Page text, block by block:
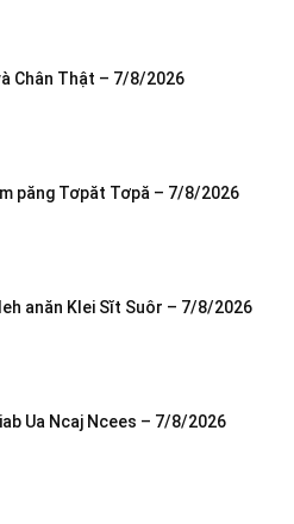
Chân Thật – 7/8/2026
păng Tơpăt Tơpă – 7/8/2026
anăn Klei Sĭt Suôr – 7/8/2026
Ua Ncaj Ncees – 7/8/2026